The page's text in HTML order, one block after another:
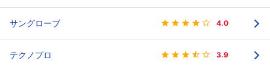
サングローブ 4.0
テクノプロ 3.9